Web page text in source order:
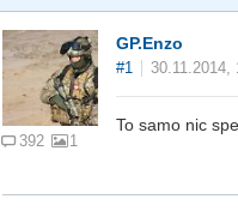
392 1
GP.Enzo
#1 30.11.2014,
To samo nic